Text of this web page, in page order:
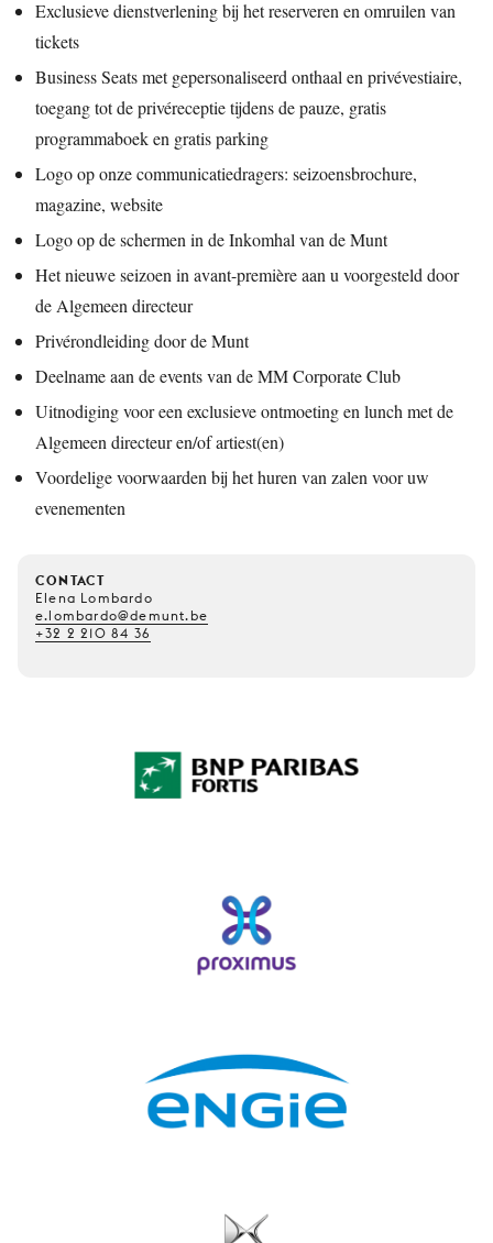
Exclusieve dienstverlening bij het reserveren en omruilen van
tickets
Business Seats met gepersonaliseerd onthaal en privévestiaire,
toegang tot de privéreceptie tijdens de pauze, gratis
programmaboek en gratis parking
Logo op onze communicatiedragers: seizoensbrochure,
magazine, website
Logo op de schermen in de Inkomhal van de Munt
Het nieuwe seizoen in avant-première aan u voorgesteld door
de Algemeen directeur
Privérondleiding door de Munt
Deelname aan de events van de MM Corporate Club
Uitnodiging voor een exclusieve ontmoeting en lunch met de
Algemeen directeur en/of artiest(en)
Voordelige voorwaarden bij het huren van zalen voor uw
evenementen
CONTACT
Elena Lombardo
e.lombardo@demunt.be
+32 2 210 84 36